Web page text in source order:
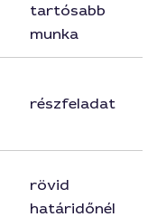
tartósabb
munka
részfeladat
rövid
határidőnél